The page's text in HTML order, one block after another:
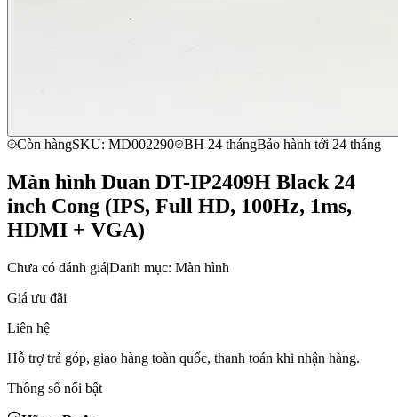
Còn hàngSKU: MD002290 BH 24 thángBảo hành tới 24 tháng
Màn hình Duan DT-IP2409H Black 24
inch Cong (IPS, Full HD, 100Hz, 1ms,
HDMI + VGA)
Chưa có đánh giá|Danh mục: Màn hình
Giá ưu đãi
Liên hệ
Hỗ trợ trả góp, giao hàng toàn quốc, thanh toán khi nhận hàng.
Thông số nổi bật